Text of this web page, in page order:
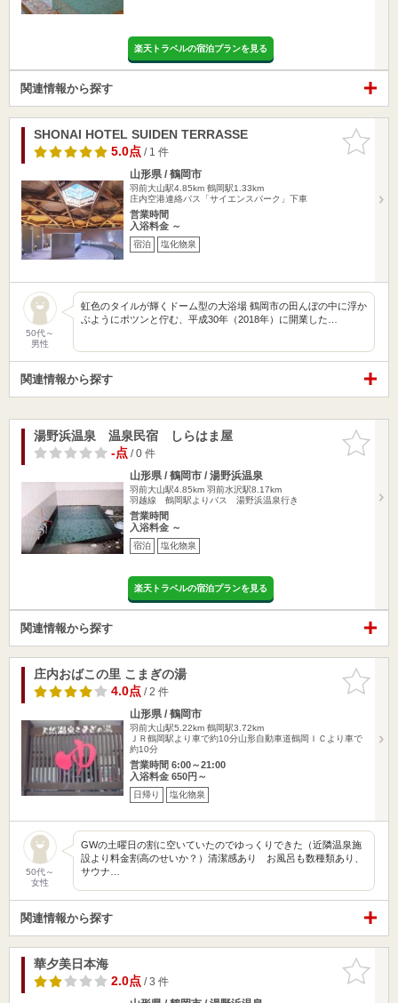
楽天トラベルの宿泊プランを見る
関連情報から探す
お気に入
りに追加
SHONAI HOTEL SUIDEN TERRASSE
5.0点/ 1 件
山形県 / 鶴岡市
羽前大山駅4.85km 鶴岡駅1.33km
庄内空港連絡バス「サイエンスパーク」下車
営業時間
入浴料金 ～
宿泊 塩化物泉
50代～
男性
虹色のタイルが輝くドーム型の大浴場 鶴岡市の田んぼの中に浮か
ぶようにポツンと佇む、平成30年（2018年）に開業した…
関連情報から探す
お気に入
りに追加
湯野浜温泉 温泉民宿 しらはま屋
-点/ 0 件
山形県 / 鶴岡市 / 湯野浜温泉
羽前大山駅4.85km 羽前水沢駅8.17km
羽越線 鶴岡駅よりバス 湯野浜温泉行き
営業時間
入浴料金 ～
宿泊 塩化物泉
楽天トラベルの宿泊プランを見る
関連情報から探す
お気に入
りに追加
庄内おばこの里 こまぎの湯
4.0点/ 2 件
山形県 / 鶴岡市
羽前大山駅5.22km 鶴岡駅3.72km
ＪＲ鶴岡駅より車で約10分山形自動車道鶴岡ＩＣより車で
約10分
営業時間 6:00～21:00
入浴料金 650円～
日帰り 塩化物泉
50代～
女性
GWの土曜日の割に空いていたのでゆっくりできた（近隣温泉施
設より料金割高のせいか？）清潔感あり お風呂も数種類あり、
サウナ…
関連情報から探す
お気に入
りに追加
華夕美日本海
2.0点/ 3 件